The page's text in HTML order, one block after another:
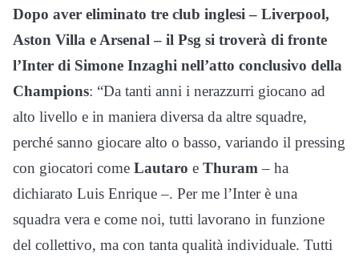
Dopo aver eliminato tre club inglesi – Liverpool,
Aston Villa e Arsenal – il Psg si troverà di fronte
l’Inter di Simone Inzaghi nell’atto conclusivo della
Champions: “Da tanti anni i nerazzurri giocano ad
alto livello e in maniera diversa da altre squadre,
perché sanno giocare alto o basso, variando il pressing
con giocatori come Lautaro e Thuram – ha
dichiarato Luis Enrique –. Per me l’Inter è una
squadra vera e come noi, tutti lavorano in funzione
del collettivo, ma con tanta qualità individuale. Tutti